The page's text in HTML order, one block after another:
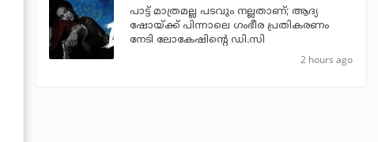
പാട്ട് മാത്രമല്ല പടവും നല്ലതാണ്; ആദ്യ
ഷോയ്ക്ക് പിന്നാലെ ഗംഭീര പ്രതികരണം
നേടി ലോകേഷിന്റെ ഡി.സി
2 hours ago